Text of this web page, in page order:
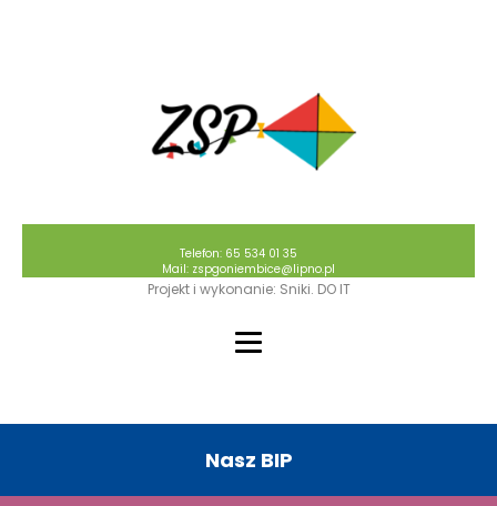
Telefon: 65 534 01 35
Mail: zspgoniembice@lipno.pl
Projekt i wykonanie: Sniki. DO IT
Nasz BIP